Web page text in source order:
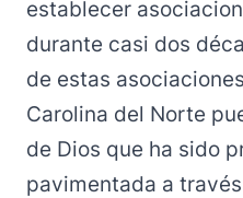
establecer
durante casi dos
de estas
Carolina del Norte
de Dios que ha sido
pavimentada a